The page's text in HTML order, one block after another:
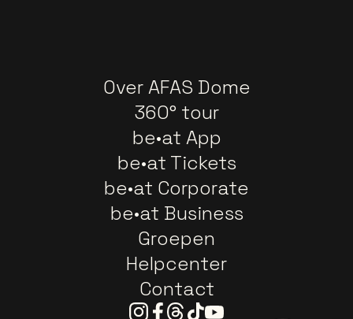
Over AFAS Dome
360° tour
be•at App
be•at Tickets
be•at Corporate
be•at Business
Groepen
Helpcenter
Contact
Instagram
Facebook
Threads
TiktokYoutube